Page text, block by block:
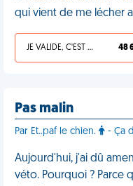
qui vient de me lécher
JE VALIDE, C'EST UNE VDM 48
Pas malin
Par Et..paf le chien. - Ça
Aujourd'hui, j'ai dû
véto. Pourquoi ? Parce